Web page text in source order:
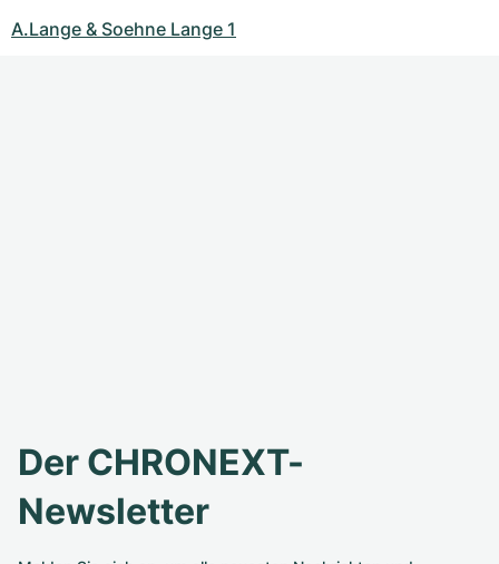
A.Lange & Soehne Lange 1
Der CHRONEXT-
Newsletter